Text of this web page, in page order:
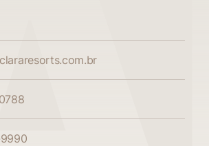
3 acomodações